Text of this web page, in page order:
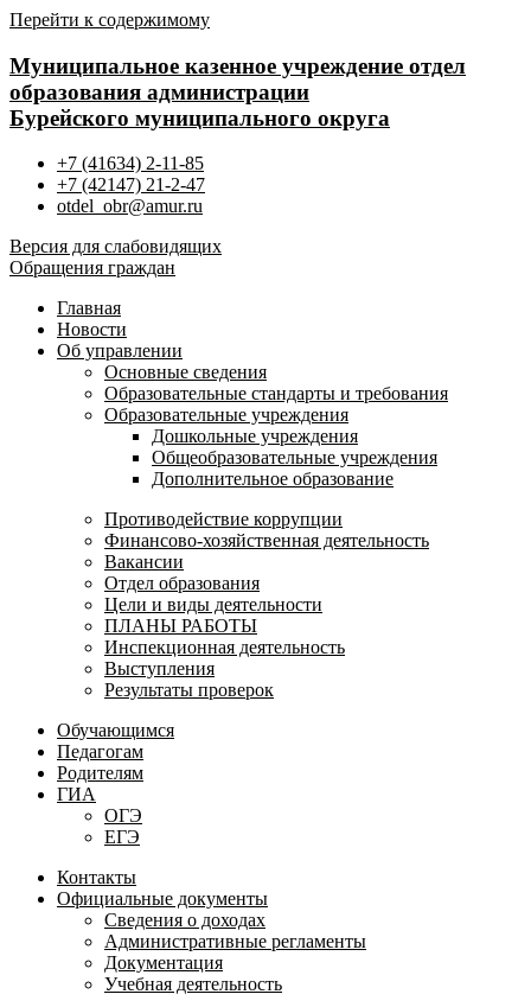
Перейти к содержимому
Муниципальное казенное учреждение отдел
образования администрации
Бурейского муниципального округа
+7 (41634) 2-11-85
+7 (42147) 21-2-47
otdel_obr@amur.ru
Версия для слабовидящих
Обращения граждан
Главная
Новости
Об управлении
Основные сведения
Образовательные стандарты и требования
Образовательные учреждения
Дошкольные учреждения
Общеобразовательные учреждения
Дополнительное образование
Противодействие коррупции
Финансово-хозяйственная деятельность
Вакансии
Отдел образования
Цели и виды деятельности
ПЛАНЫ РАБОТЫ
Инспекционная деятельность
Выступления
Результаты проверок
Обучающимся
Педагогам
Родителям
ГИА
ОГЭ
ЕГЭ
Контакты
Официальные документы
Сведения о доходах
Административные регламенты
Документация
Учебная деятельность